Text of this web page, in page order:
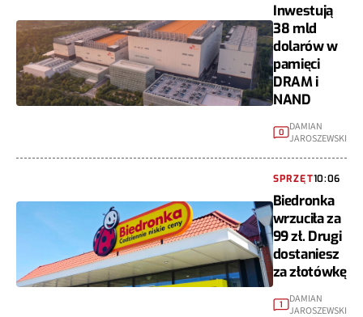
Inwestują
38 mld
dolarów w
pamięci
DRAM i
NAND
0
DAMIAN
JAROSZEWSKI
SPRZĘT10:06
Biedronka
wrzuciła za
99 zł. Drugi
dostaniesz
za złotówkę
1
DAMIAN
JAROSZEWSKI